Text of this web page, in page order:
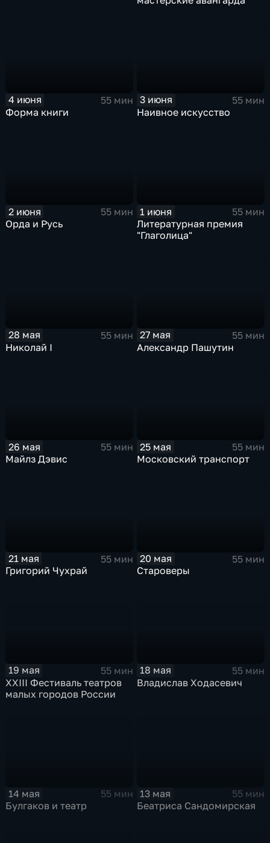
4 июня
55 мин
Форма книги
3 июня
55 мин
Наивное искусство
2 июня
55 мин
Орда и Русь
1 июня
55 мин
Литературная премия
"Глаголица"
28 мая
55 мин
Николай I
27 мая
55 мин
Александр Пашутин
26 мая
55 мин
Майлз Дэвис
25 мая
55 мин
Московский транспорт
21 мая
55 мин
Григорий Чухрай
20 мая
55 мин
Староверы
19 мая
55 мин
XXIII Фестиваль театров
малых городов России
18 мая
55 мин
Владислав Ходасевич
14 мая
55 мин
Булгаков и театр
13 мая
55 мин
Беатриса Сандомирская